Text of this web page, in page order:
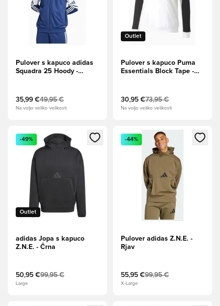
Pulover s kapuco adidas
Squadra 25 Hoody -
35,99 €49,95 €
Na voljo veliko velikosti
Outlet
Pulover s kapuco Puma
Essentials Block Tape -
30,95 €73,95 €
Na voljo veliko velikosti
Odpre Modal za prijavo ali vpis kot član
Outlet
-49%
adidas Jopa s kapuco
Z.N.E. - Črna
50,95 €99,95 €
Large
Odpre Modal za prijavo ali
-44%
Pulover adidas Z.N.E. -
Rjav
55,95 €99,95 €
X-Large